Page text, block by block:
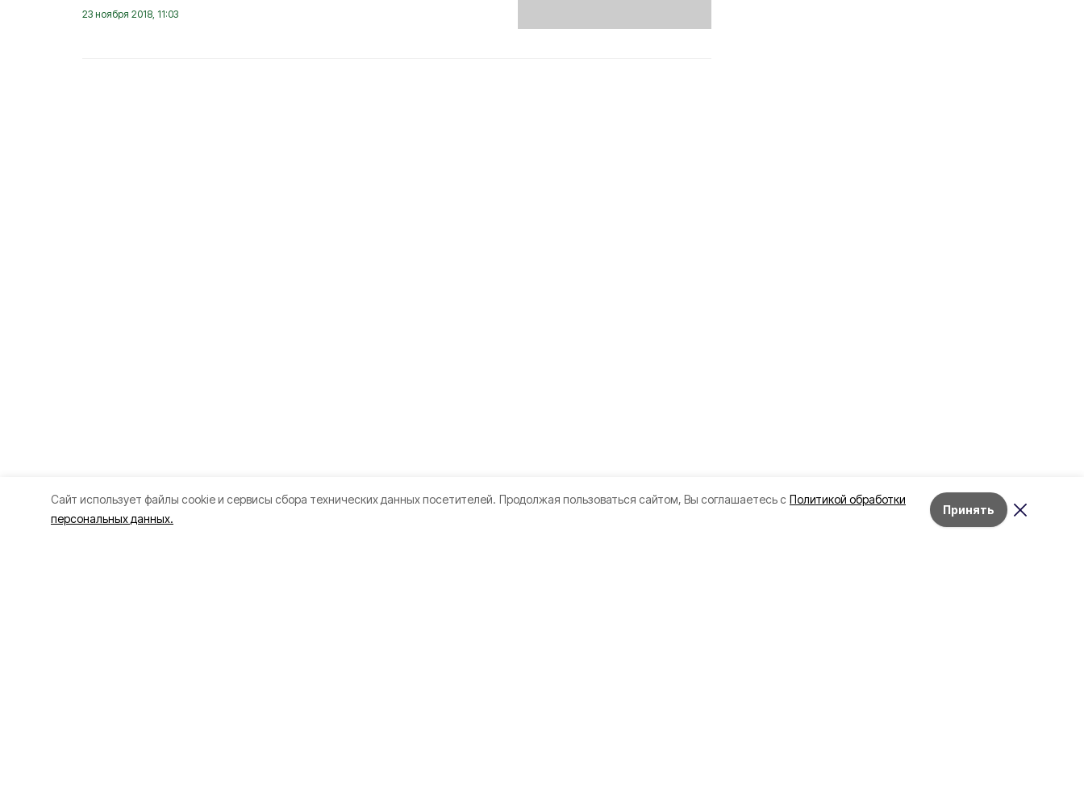
Cайт использует файлы cookie и сервисы сбора технических данных посетителей. Продолжая пользоваться сайтом, Вы соглашаетесь с Политикой обработки
персональных данных.
Принять
23 ноября 2018, 11:03